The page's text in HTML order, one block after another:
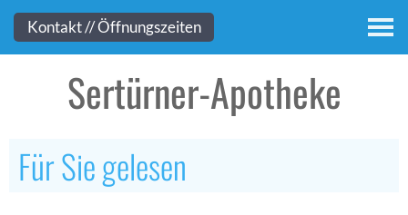
Kontakt
Sertürner-Apotheke
Für Sie gelesen
Kontakt // Öffnungszeiten